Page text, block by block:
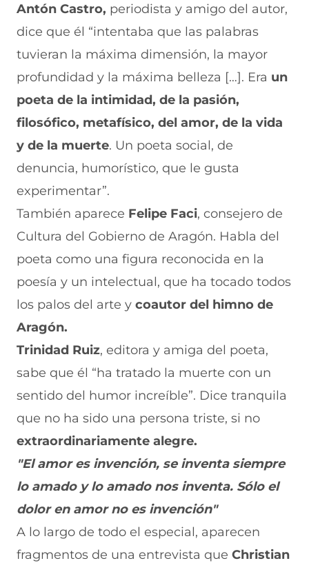
Antón Castro, periodista y amigo del autor,
dice que él “intentaba que las palabras
tuvieran la máxima dimensión, la mayor
profundidad y la máxima belleza […]. Era un
poeta de la intimidad, de la pasión,
filosófico, metafísico, del amor, de la vida
y de la muerte. Un poeta social, de
denuncia, humorístico, que le gusta
experimentar”.
También aparece Felipe Faci, consejero de
Cultura del Gobierno de Aragón. Habla del
poeta como una figura reconocida en la
poesía y un intelectual, que ha tocado todos
los palos del arte y coautor del himno de
Aragón.
Trinidad Ruiz, editora y amiga del poeta,
sabe que él “ha tratado la muerte con un
sentido del humor increíble”. Dice tranquila
que no ha sido una persona triste, si no
extraordinariamente alegre.
"El amor es invención, se inventa siempre
lo amado y lo amado nos inventa. Sólo el
dolor en amor no es invención"
A lo largo de todo el especial, aparecen
fragmentos de una entrevista que Christian